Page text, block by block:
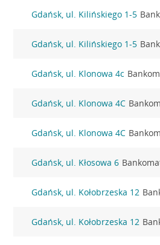
Gdańsk, ul. Kilińskiego 1-5
Gdańsk, ul. Kilińskiego 1-5
Gdańsk, ul. Klonowa 4c
Gdańsk, ul. Klonowa 4C
Gdańsk, ul. Klonowa 4C
Gdańsk, ul. Kłosowa 6
Gdańsk, ul. Kołobrzeska 12
Gdańsk, ul. Kołobrzeska 12